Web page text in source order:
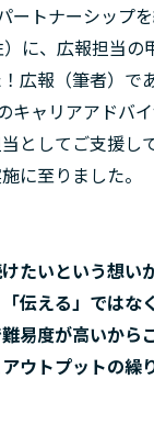
ートナーシップ
に、広報担当の
広報（筆者）で
キャリアアドバ
としてご支援し
に至りました。
たいという想い
伝える」ではな
易度が高いから
ウトプットの繰